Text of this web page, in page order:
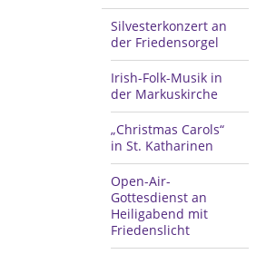
Silvesterkonzert an
der Friedensorgel
Irish-Folk-Musik in
der Markuskirche
„Christmas Carols“
in St. Katharinen
Open-Air-
Gottesdienst an
Heiligabend mit
Friedenslicht